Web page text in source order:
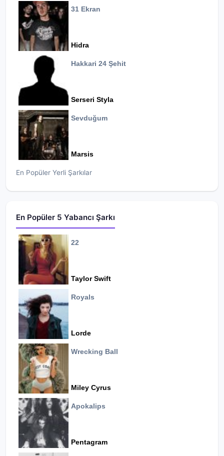
31 Ekran
Hidra
Hakkari 24 Şehit
Serseri Styla
Sevduğum
Marsis
En Popüler Yerli Şarkılar
En Popüler 5 Yabancı Şarkı
22
Taylor Swift
Royals
Lorde
Wrecking Ball
Miley Cyrus
Apokalips
Pentagram